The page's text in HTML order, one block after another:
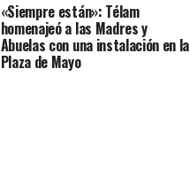
«Siempre están»: Télam
homenajeó a las Madres y
Abuelas con una instalación en la
Plaza de Mayo